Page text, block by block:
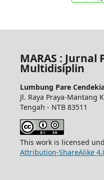
MARAS : Jurnal
Multidisiplin
Lumbung Pare
Jl. Raya Praya-Mantang
Tengah - NTB 83511
This work is licensed
Attribution-ShareAlike